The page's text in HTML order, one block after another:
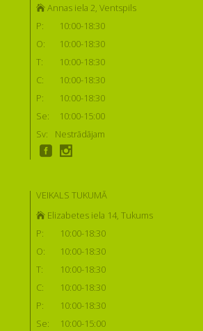
Annas iela 2, Ventspils
P:
10:00-18:30
O:
10:00-18:30
T:
10:00-18:30
C:
10:00-18:30
P:
10:00-18:30
Se:
10:00-15:00
Sv:
Nestrādājam
VEIKALS TUKUMĀ
Elizabetes iela 14, Tukums
P:
10:00-18:30
O:
10:00-18:30
T:
10:00-18:30
C:
10:00-18:30
P:
10:00-18:30
Se:
10:00-15:00